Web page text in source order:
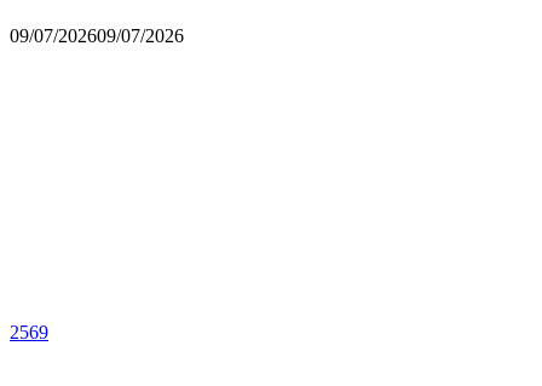
09/07/202609/07/2026
2569